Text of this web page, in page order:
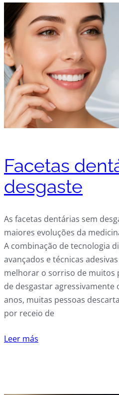
Facetas
desgaste
As facetas dentárias sem
maiores evoluções da
A combinação de tecnologia
avançados e técnicas
melhorar o sorriso de muitos
de desgastar
anos, muitas pessoas
por receio de
Leer más